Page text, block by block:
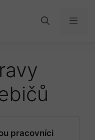
pracovníci